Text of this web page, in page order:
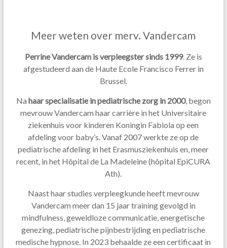
Meer weten over merv. Vandercam
Perrine Vandercam is verpleegster sinds 1999. Ze is
afgestudeerd aan de Haute Ecole Francisco Ferrer in
Brussel.
Na haar specialisatie in pediatrische zorg in 2000, begon
mevrouw Vandercam haar carrière in het Universitaire
ziekenhuis voor kinderen Koningin Fabiola op een
afdeling voor baby’s. Vanaf 2007 werkte ze op de
pediatrische afdeling in het Erasmusziekenhuis en, meer
recent, in het Hôpital de La Madeleine (hôpital EpiCURA
Ath).
Naast haar studies verpleegkunde heeft mevrouw
Vandercam meer dan 15 jaar training gevolgd in
mindfulness, geweldloze communicatie, energetische
genezing, pediatrische pijnbestrijding en pediatrische
medische hypnose. In 2023 behaalde ze een certificaat in